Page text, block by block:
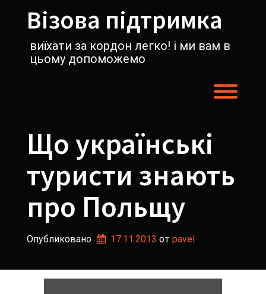
содержимомуВізова підтримка
виїхати за кордон легко! і ми вам в
цьому допоможемо
Що українські
туристи знають
про Польщу
Опубликовано 17.11.2013 от pavel